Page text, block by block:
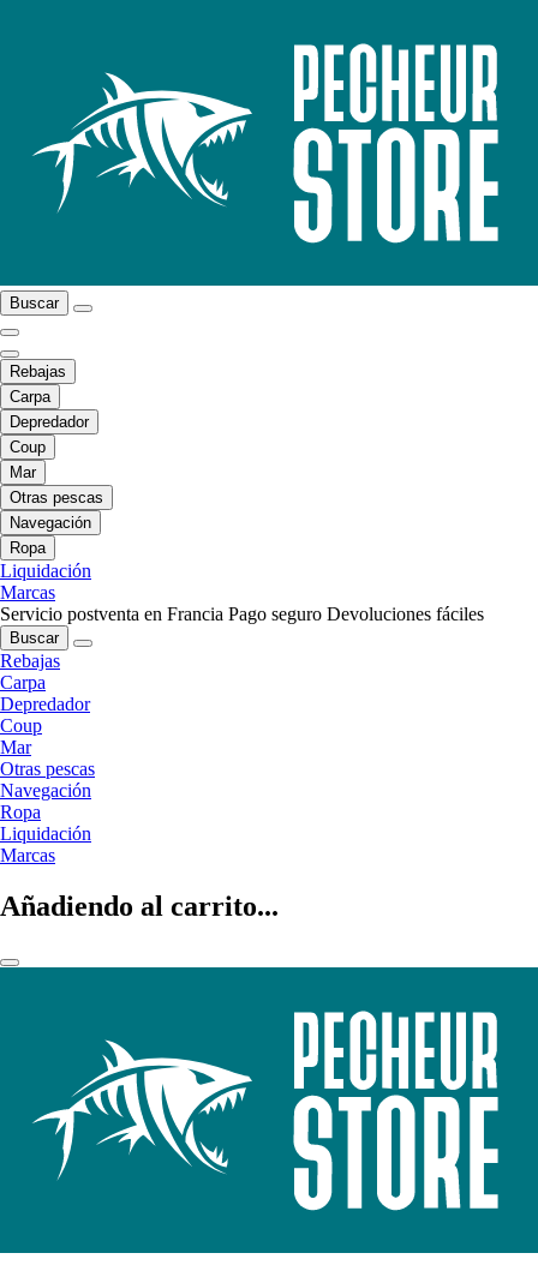
Buscar
Rebajas
Carpa
Depredador
Coup
Mar
Otras pescas
Navegación
Ropa
Liquidación
Marcas
Servicio postventa en Francia Pago seguro Devoluciones fáciles
Buscar
Rebajas
Carpa
Depredador
Coup
Mar
Otras pescas
Navegación
Ropa
Liquidación
Marcas
Añadiendo al carrito...